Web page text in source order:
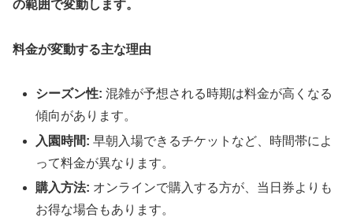
の範囲で変動します。
料金が変動する主な理由
シーズン性: 混雑が予想される時期は料金が高くなる
傾向があります。
入園時間: 早朝入場できるチケットなど、時間帯によ
って料金が異なります。
購入方法: オンラインで購入する方が、当日券よりも
お得な場合もあります。